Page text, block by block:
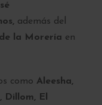
además del
la Morería en
como Aleesha,
Dillom, El